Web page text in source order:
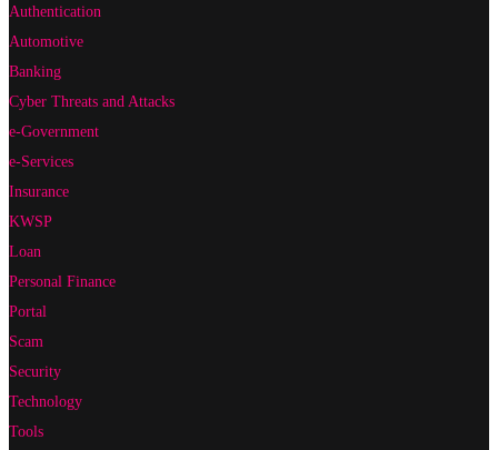
Authentication
Automotive
Banking
Cyber Threats and Attacks
e-Government
e-Services
Insurance
KWSP
Loan
Personal Finance
Portal
Scam
Security
Technology
Tools